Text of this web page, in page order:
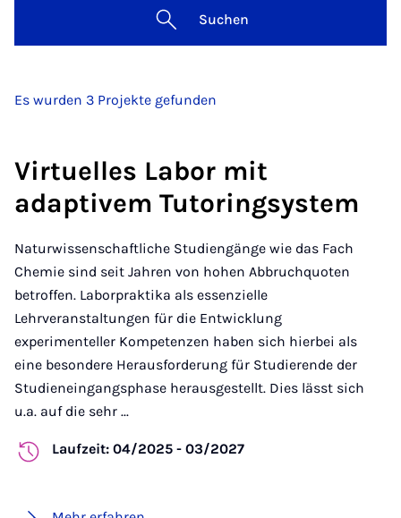
Suchen
Es wurden 3 Projekte gefunden
Virtuelles Labor mit
adaptivem Tutoringsystem
Naturwissenschaftliche Studiengänge wie das Fach
Chemie sind seit Jahren von hohen Abbruchquoten
betroffen. Laborpraktika als essenzielle
Lehrveranstaltungen für die Entwicklung
experimenteller Kompetenzen haben sich hierbei als
eine besondere Herausforderung für Studierende der
Studieneingangsphase herausgestellt. Dies lässt sich
u.a. auf die sehr ...
Laufzeit: 04/2025 - 03/2027